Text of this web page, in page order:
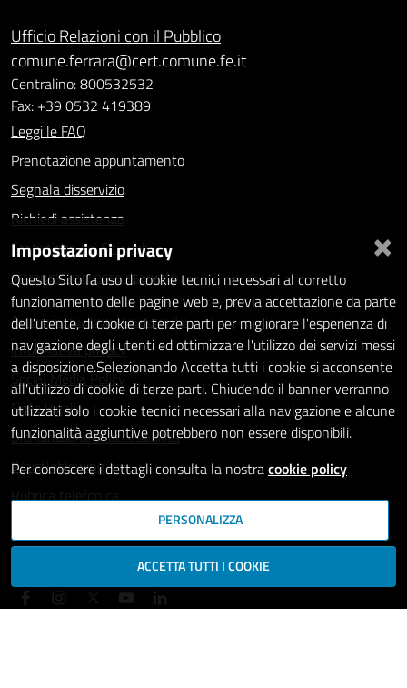
Ufficio Relazioni con il Pubblico
comune.ferrara@cert.comune.fe.it
Centralino: 800532532
Fax: +39 0532 419389
Leggi le FAQ
Prenotazione appuntamento
Segnala disservizio
Richiedi assistenza
Statistiche dei Siti web
Intranet - accesso riservato
Amministrazione trasparente
Informativa privacy
Social Media Policy
Note legali
Dichiarazione di accessibilità
Whistleblowing
Rubrica telefonica
SEGUICI SU
×
Impostazioni privacy
Questo Sito fa uso di cookie tecnici necessari al corretto
funzionamento delle pagine web e, previa accettazione da parte
dell'utente, di cookie di terze parti per migliorare l'esperienza di
navigazione degli utenti ed ottimizzare l'utilizzo dei servizi messi
a disposizione.Selezionando Accetta tutti i cookie si acconsente
all'utilizzo di cookie di terze parti. Chiudendo il banner verranno
utilizzati solo i cookie tecnici necessari alla navigazione e alcune
funzionalità aggiuntive potrebbero non essere disponibili.
Per conoscere i dettagli consulta la nostracookie policy
PERSONALIZZA
ACCETTA TUTTI I COOKIE